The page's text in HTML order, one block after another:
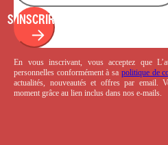
S'INSCRIRE
En vous inscrivant, vous acceptez que
personnelles conformément à sa politique de
actualités, nouveautés et offres par email.
moment grâce au lien inclus dans nos e-mails.